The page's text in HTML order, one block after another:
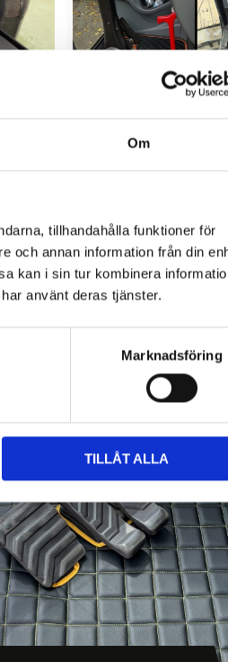
Om
tillhandahålla funktioner för
och annan information från din
kan i sin tur kombinera
använt deras tjänster.
Marknadsföring
TILLÅT ALLA
Hur väljer du
Golvmatta i
än bara utseende.
mot slitage, förenklar